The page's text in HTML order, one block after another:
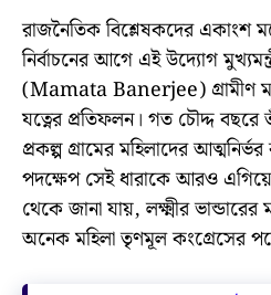
রাজনৈতিক বিশ্লেষকদের একাংশ
নির্বাচনের আগে এই উদ্যোগ
(Mamata Banerjee) গ্রামীণ
যত্নের প্রতিফলন। গত চৌদ্দ বছরে
প্রকল্প গ্রামের মহিলাদের
পদক্ষেপ সেই ধারাকে আরও এগিয়ে
থেকে জানা যায়, লক্ষ্মীর
অনেক মহিলা তৃণমূল কংগ্রেসের